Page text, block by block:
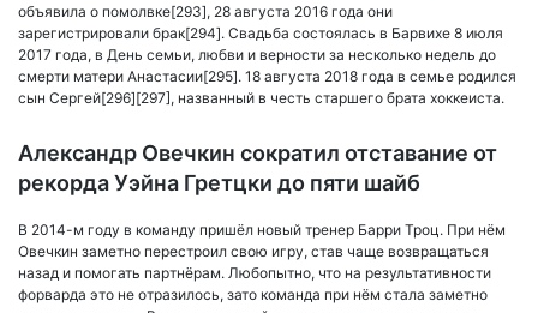
объявила о помолвке[293], 28 августа 2016 года они
зарегистрировали брак[294]. Свадьба состоялась в Барвихе 8 июля
2017 года, в День семьи, любви и верности за несколько недель до
смерти матери Анастасии[295]. 18 августа 2018 года в семье родился
сын Сергей[296][297], названный в честь старшего брата хоккеиста.
Александр Овечкин сократил отставание от
рекорда Уэйна Гретцки до пяти шайб
В 2014-м году в команду пришёл новый тренер Барри Троц. При нём
Овечкин заметно перестроил свою игру, став чаще возвращаться
назад и помогать партнёрам. Любопытно, что на результативности
форварда это не отразилось, зато команда при нём стала заметно